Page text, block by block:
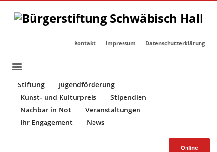
Kontakt Impressum Datenschutzerklärung
Stiftung
Jugendförderung
Kunst- und Kulturpreis
Stipendien
Nachbar in Not
Veranstaltungen
Ihr Engagement
News
Online